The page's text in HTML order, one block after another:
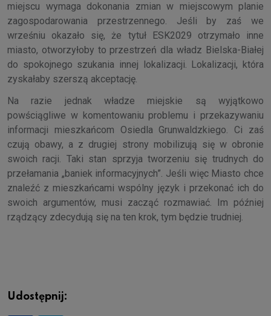
miejscu wymaga dokonania zmian w miejscowym planie
zagospodarowania przestrzennego. Jeśli by zaś we
wrześniu okazało się, że tytuł ESK2029 otrzymało inne
miasto, otworzyłoby to przestrzeń dla władz Bielska-Białej
do spokojnego szukania innej lokalizacji. Lokalizacji, która
zyskałaby szerszą akceptację.
Na razie jednak władze miejskie są wyjątkowo
powściągliwe w komentowaniu problemu i przekazywaniu
informacji mieszkańcom Osiedla Grunwaldzkiego. Ci zaś
czują obawy, a z drugiej strony mobilizują się w obronie
swoich racji. Taki stan sprzyja tworzeniu się trudnych do
przełamania „baniek informacyjnych”. Jeśli więc Miasto chce
znaleźć z mieszkańcami wspólny język i przekonać ich do
swoich argumentów, musi zacząć rozmawiać. Im później
rządzący zdecydują się na ten krok, tym będzie trudniej.
Udostępnij: